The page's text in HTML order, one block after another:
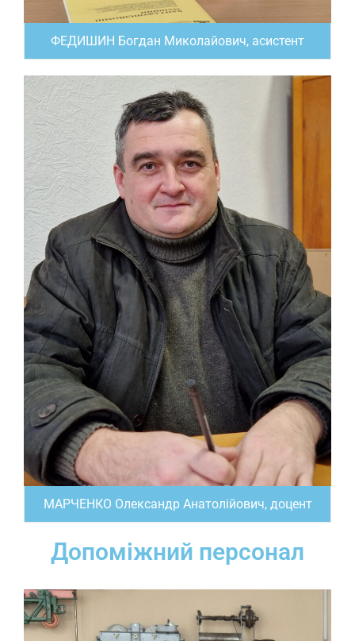
ФЕДИШИН Богдан Миколайович, асистент
МАРЧЕНКО Олександр Анатолійович, доцент
Допоміжний персонал